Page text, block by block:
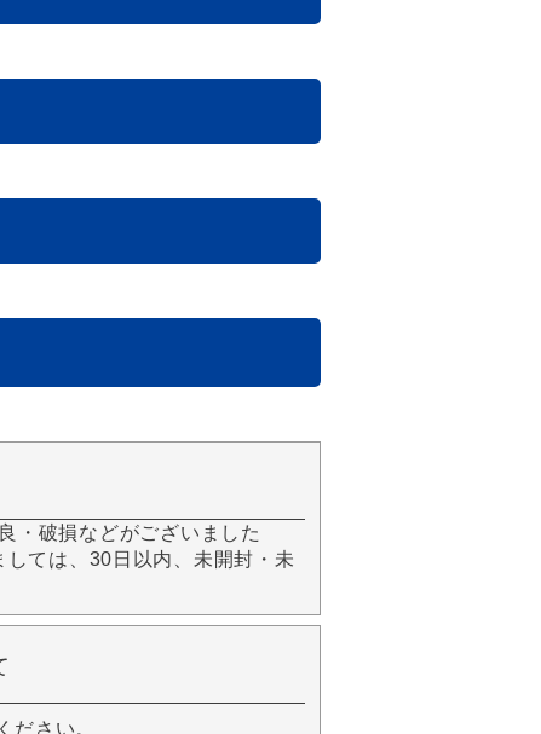
・破損などがございました
ては、30日以内、未開封・未
ださい。